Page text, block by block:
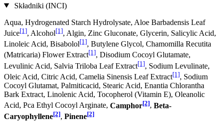
Składniki (INCI)
Aqua, Hydrogenated Starch Hydrolysate, Aloe Barbadensis Leaf
Juice[1], Alcohol[1], Algin, Zinc Gluconate, Glycerin, Salicylic Acid,
Linoleic Acid, Bisabolol[1], Butylene Glycol, Chamomilla Recutita
(Matricaria) Flower Extract[1], Disodium Cocoyl Glutamate,
Levulinic Acid, Salvia Triloba Leaf Extract[1], Sodium Levulinate,
Oleic Acid, Citric Acid, Camelia Sinensis Leaf Extract[1], Sodium
Cocoyl Glutamat, Palmiticacid, Stearic Acid, Enantia Chlorantha
Bark Extract, Linolenic Acid, Tocopherol (Vitamin E), Oleanolic
Acid, Pca Ethyl Cocoyl Arginate, Camphor[2], Beta-
Caryophyllene[2], Pinene[2]